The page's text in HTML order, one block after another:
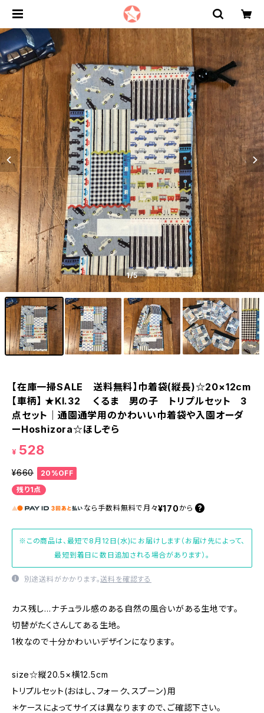
1/5
【在庫一掃SALE 送料無料】巾着袋(縦長)☆20×12cm
【車柄】 ★KI.32 くるま 男の子 トリプルセット 3
点セット｜通園通学用のかわいい巾着袋や入園オーダ
ーHoshizora☆ほしぞら
¥ 528
¥660
20%OFF
残り1点
なら 手数料無料で 月々¥170 から
※この商品は、最短で8月12日(水)にお届けします（お届け先によって、
最短到着日に数日追加される場合があります）。
別途送料がかかります。送料を確認する
カス残し…ナチュラル感のある自然の風合いがある生地です。
切替がたくさんしてある生地。
1枚なので十分かわいいデザインになります。
size☆縦20.5×横12.5cm
トリプルセット(おはし、フォーク、スプーン)用
＊ケースによってサイズは異なりますので、ご確認下さい。